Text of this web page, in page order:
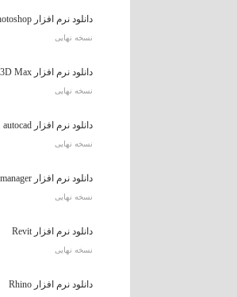
دانلود نرم افزار photoshop
نسخه نهایی
دانلود نرم افزار 3D Max
نسخه نهایی
دانلود نرم افزار autocad
نسخه نهایی
دانلود نرم افزار Download manager
نسخه نهایی
دانلود نرم افزار Revit
نسخه نهایی
دانلود نرم افزار Rhino